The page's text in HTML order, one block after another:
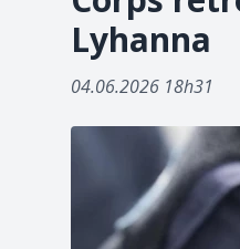
Lyhanna
04.06.2026 18h31